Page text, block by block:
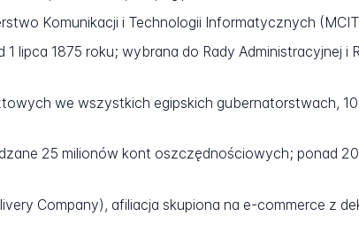
Komunikacji i Technologii Informatycznych
1 lipca 1875 roku; wybrana do Rady Administracyjnej
we wszystkich egipskich gubernatorstwach,
25 milionów kont oszczędnościowych; ponad
Company), afiliacja skupiona na e-commerce z